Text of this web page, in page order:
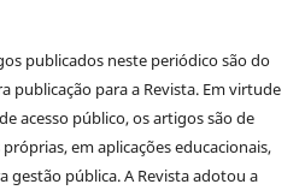
publicados neste periódico são do
publicação para a Revista. Em virtude
acesso público, os artigos são de
em aplicações educacionais,
gestão pública. A Revista adotou a